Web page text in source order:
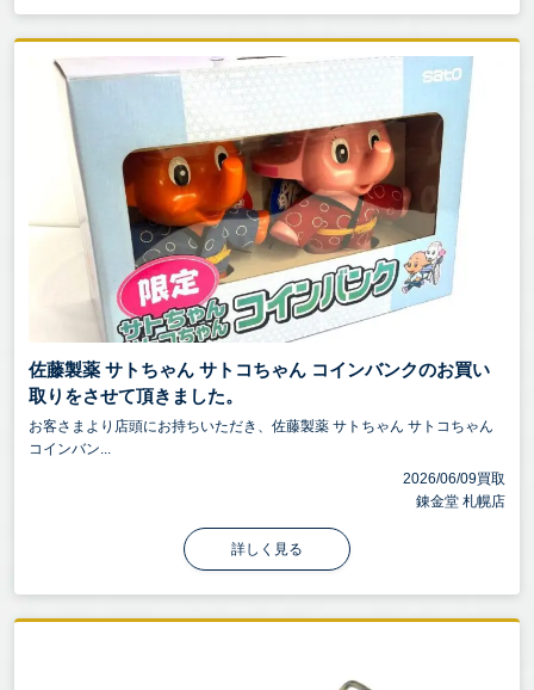
佐藤製薬 サトちゃん サトコちゃん コインバンクのお買い
取りをさせて頂きました。
お客さまより店頭にお持ちいただき、佐藤製薬 サトちゃん サトコちゃん
コインバン...
2026/06/09買取
錬金堂 札幌店
詳しく見る